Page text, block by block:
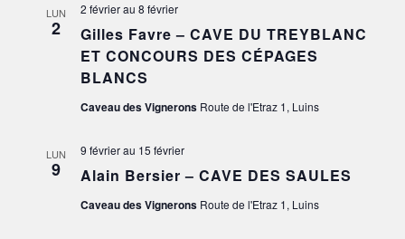
DE
LUN
2
Gilles Favre – CAVE DU TREYBLANC
ET CONCOURS DES CÉPAGES
BLANCS
2 févrierau 8 février
Caveau des Vignerons Route de l'Etraz 1, Luins
LUN
9 Alain Bersier – CAVE DES SAULES
9 févrierau 15 février
Caveau des Vignerons Route de l'Etraz 1, Luins